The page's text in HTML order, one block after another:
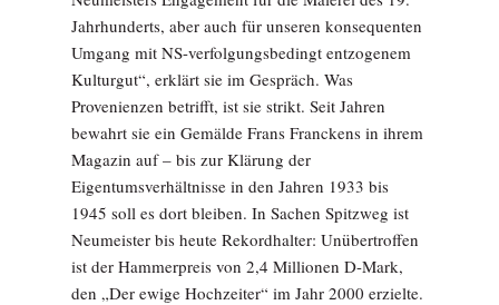
Jahrhunderts, aber auch für unseren konsequenten
Umgang mit NS-verfolgungsbedingt entzogenem
Kulturgut“, erklärt sie im Gespräch. Was
Provenienzen betrifft, ist sie strikt. Seit Jahren
bewahrt sie ein Gemälde Frans Franckens in ihrem
Magazin auf – bis zur Klärung der
Eigentumsverhältnisse in den Jahren 1933 bis
1945 soll es dort bleiben. In Sachen Spitzweg ist
Neumeister bis heute Rekordhalter: Unübertroffen
ist der Hammerpreis von 2,4 Millionen D-Mark,
den „Der ewige Hochzeiter“ im Jahr 2000 erzielte.